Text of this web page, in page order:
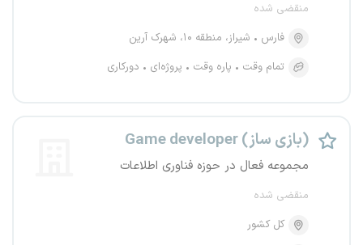
منقضی شده
فارس
شیراز، منطقه ۱۰، شهرک آرین
تمام وقت
پاره وقت پروژه‌ای دورکاری
Game developer (بازی ساز)
مجموعه فعال در حوزه فناوری اطلاعات
منقضی شده
کل کشور